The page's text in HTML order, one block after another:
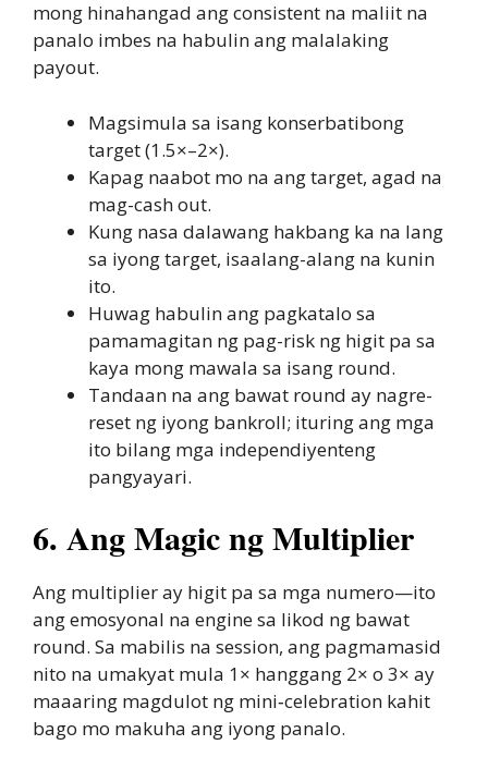
mong hinahangad ang consistent na maliit na
panalo imbes na habulin ang malalaking
payout.
Magsimula sa isang konserbatibong
target (1.5×–2×).
Kapag naabot mo na ang target, agad na
mag-cash out.
Kung nasa dalawang hakbang ka na lang
sa iyong target, isaalang-alang na kunin
ito.
Huwag habulin ang pagkatalo sa
pamamagitan ng pag-risk ng higit pa sa
kaya mong mawala sa isang round.
Tandaan na ang bawat round ay nagre-
reset ng iyong bankroll; ituring ang mga
ito bilang mga independiyenteng
pangyayari.
6. Ang Magic ng Multiplier
Ang multiplier ay higit pa sa mga numero—ito
ang emosyonal na engine sa likod ng bawat
round. Sa mabilis na session, ang pagmamasid
nito na umakyat mula 1× hanggang 2× o 3× ay
maaaring magdulot ng mini‑celebration kahit
bago mo makuha ang iyong panalo.